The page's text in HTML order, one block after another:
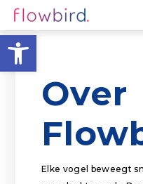
Toolbar
Over
Elke vogel beweegt